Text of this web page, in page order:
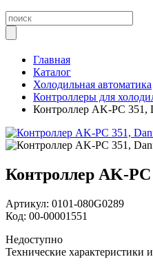
Главная
Каталог
Холодильная автоматика
Контроллеры для
Контроллер AK-PC 351,
Контроллер AK-PC
Артикул: 0101-080G0289
Код: 00-00001551
Недоступно
Технические характеристики